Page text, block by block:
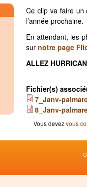
Ce clip va faire un
l’année prochaine.
En attendant, les
sur notre page
ALLEZ
Fichier(s)
7_Janv-
8_Janv-
Vous devezvous